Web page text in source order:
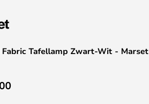
Fabric Tafellamp Zwart-Wit - Marset